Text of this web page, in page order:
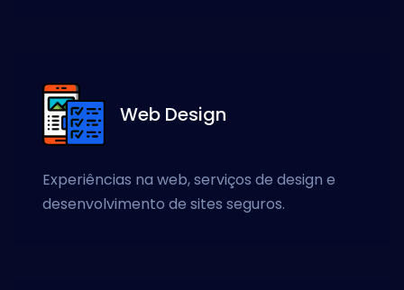
Web Design
Experiências na web, serviços de design e
desenvolvimento de sites seguros.